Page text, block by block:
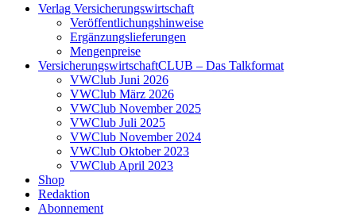
Verlag Versicherungswirtschaft
Veröffentlichungshinweise
Ergänzungslieferungen
Mengenpreise
VersicherungswirtschaftCLUB – Das Talkformat
VWClub Juni 2026
VWClub März 2026
VWClub November 2025
VWClub Juli 2025
VWClub November 2024
VWClub Oktober 2023
VWClub April 2023
Shop
Redaktion
Abonnement